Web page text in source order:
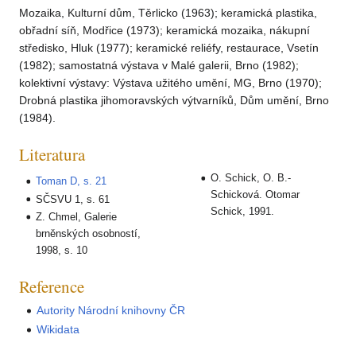
Mozaika, Kulturní dům, Těrlicko (1963); keramická plastika,
obřadní síň, Modřice (1973); keramická mozaika, nákupní
středisko, Hluk (1977); keramické reliéfy, restaurace, Vsetín
(1982); samostatná výstava v Malé galerii, Brno (1982);
kolektivní výstavy: Výstava užitého umění, MG, Brno (1970);
Drobná plastika jihomoravských výtvarníků, Dům umění, Brno
(1984).
Literatura
Toman D, s. 21
SČSVU 1, s. 61
Z. Chmel, Galerie
brněnských osobností,
1998, s. 10
O. Schick, O. B.-
Schicková. Otomar
Schick, 1991.
Reference
Autority Národní knihovny ČR
Wikidata